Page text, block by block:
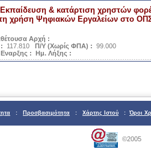
Εκπαίδευση & κατάρτιση χρηστών
χρήση Ψηφιακών Εργαλείων στο
Αρχή :
117.810 Π/Υ (Χωρίς ΦΠΑ) : 99.000
: Ημ. Λήξης :
: Προσβασιμότητα : Χάρτης Ιστού : Όροι
©2005